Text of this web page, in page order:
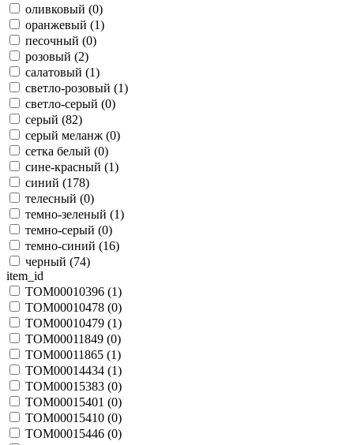
оливковый (0)
оранжевый (1)
песочный (0)
розовый (2)
салатовый (1)
светло-розовый (1)
светло-серый (0)
серый (82)
серый меланж (0)
сетка белый (0)
сине-красный (1)
синий (178)
телесный (0)
темно-зеленый (1)
темно-серый (0)
темно-синий (16)
черный (74)
item_id
TOM00010396 (1)
TOM00010478 (0)
TOM00010479 (1)
TOM00011849 (0)
TOM00011865 (1)
TOM00014434 (1)
TOM00015383 (0)
TOM00015401 (0)
TOM00015410 (0)
TOM00015446 (0)